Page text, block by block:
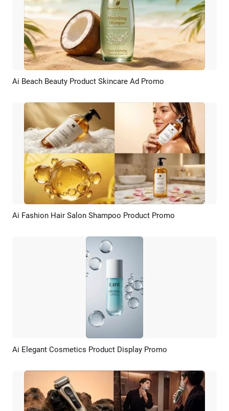
Pratinjau Rekreasi AI
Ai Beach Beauty Product Skincare Ad Promo
Pratinjau Rekreasi AI
Ai Fashion Hair Salon Shampoo Product Promo
Pratinjau Rekreasi AI
Ai Elegant Cosmetics Product Display Promo